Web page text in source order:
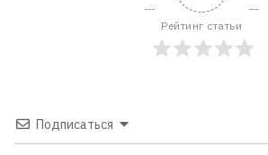
Рейтинг статьи
Подписаться